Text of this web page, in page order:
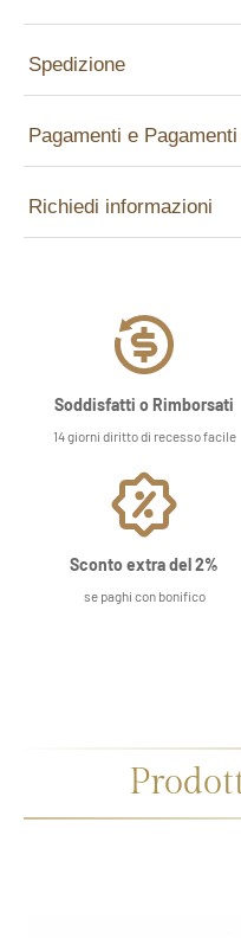
Spedizione
Pagamenti e
Richiedi informazioni
Soddisfatti o Rimborsati
14 giorni diritto di recesso facile
Sconto extra del 2%
se paghi con bonifico